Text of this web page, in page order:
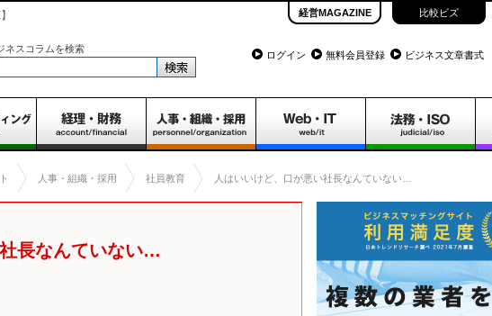
経営MAGAZINE 比較ビズ
ネスコラムを検索
ログイン 無料会員登録 ビジネス文章書式
人事・組織・採用 社員教育 人はいいけど、口が悪い社長なんていない…
長なんていない…